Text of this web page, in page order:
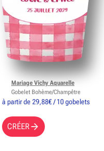
à partir de 29,88€ / 10 gobelets
CRÉER
Mariage Vichy Aquarelle
Gobelet Bohème/Champêtre